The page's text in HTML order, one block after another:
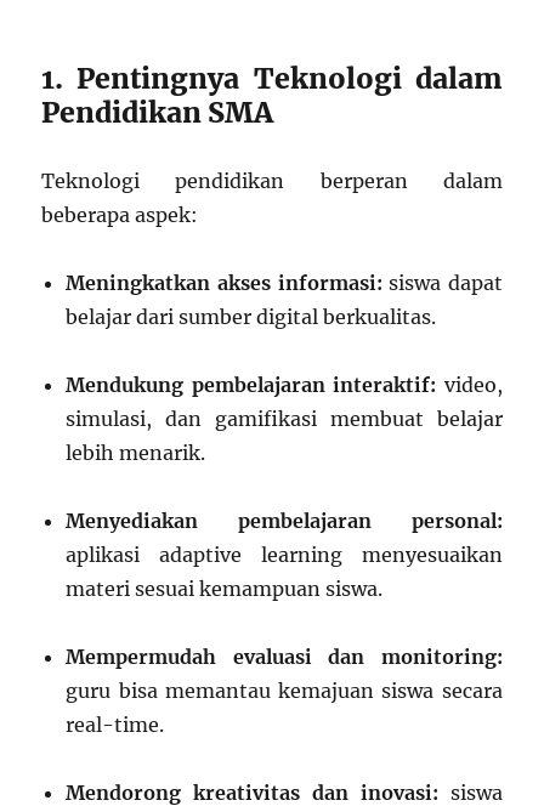
1. Pentingnya Teknologi dalam
Pendidikan SMA
Teknologi pendidikan berperan dalam
beberapa aspek:
Meningkatkan akses informasi: siswa dapat
belajar dari sumber digital berkualitas.
Mendukung pembelajaran interaktif: video,
simulasi, dan gamifikasi membuat belajar
lebih menarik.
Menyediakan pembelajaran personal:
aplikasi adaptive learning menyesuaikan
materi sesuai kemampuan siswa.
Mempermudah evaluasi dan monitoring:
guru bisa memantau kemajuan siswa secara
real-time.
Mendorong kreativitas dan inovasi: siswa